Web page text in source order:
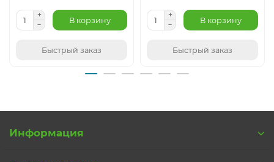
В корзину
Быстрый заказ
В корзину
Быстрый заказ
Информация